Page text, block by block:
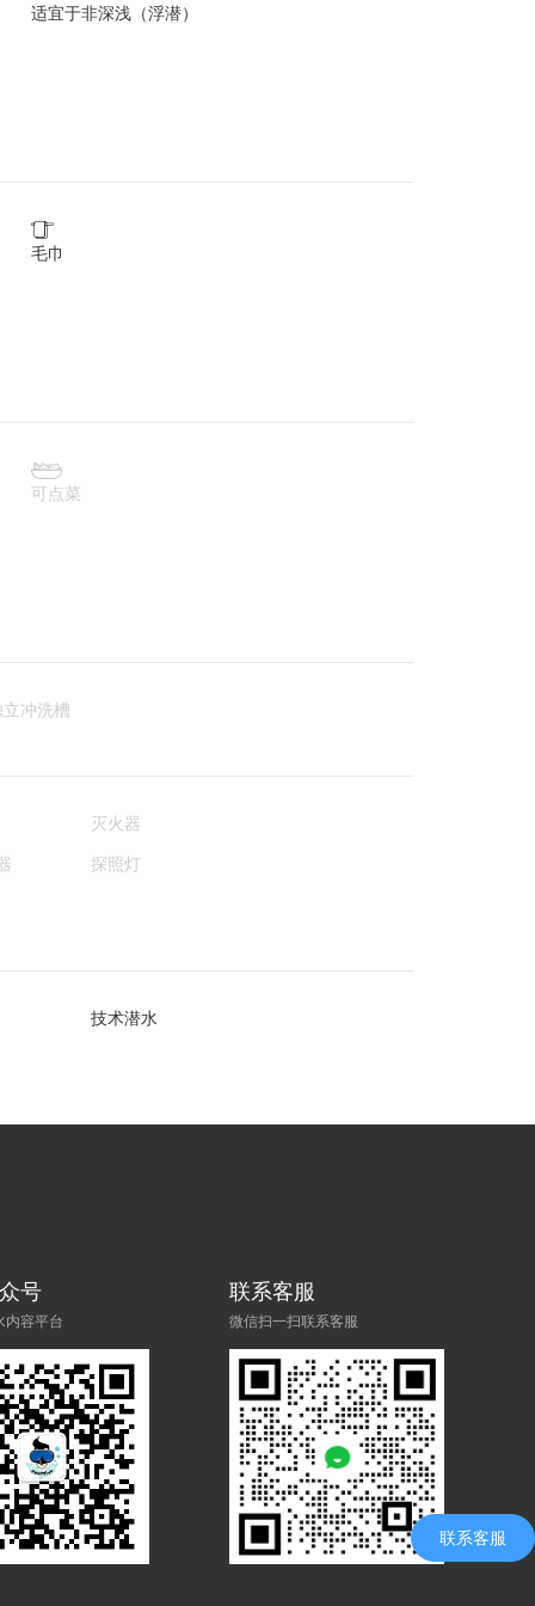
适宜于非深浅（浮潜）

毛巾

可点菜
冲洗槽
灭火器
探照灯
技术潜水
号
内容平台
联系客服
微信扫一扫联系客服
联系客服